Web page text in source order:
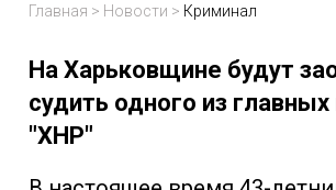
Главная > Новости > Криминал
На Харьковщине будут
судить одного из
"ХНР"